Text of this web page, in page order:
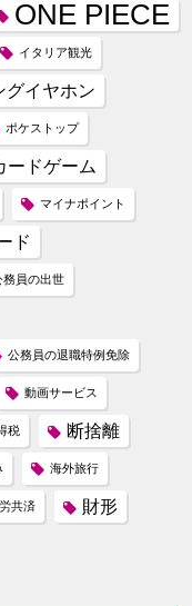
ONE PIECE
イタリア観光
グイヤホン
ポケストップ
ードゲーム
マイナポイント
ド
務員の出世
公務員の退職特例免除
動画サービス
税 断捨離
海外旅行
共済
財形